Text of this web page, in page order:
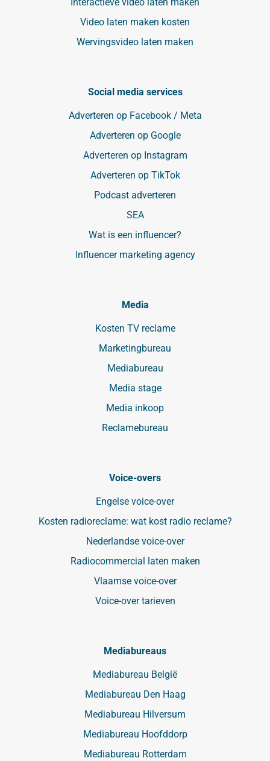
Interactieve video laten maken
Video laten maken kosten
Wervingsvideo laten maken
Social media services
Adverteren op Facebook / Meta
Adverteren op Google
Adverteren op Instagram
Adverteren op TikTok
Podcast adverteren
SEA
Wat is een influencer?
Influencer marketing agency
Media
Kosten TV reclame
Marketingbureau
Mediabureau
Media stage
Media inkoop
Reclamebureau
Voice-overs
Engelse voice-over
Kosten radioreclame: wat kost radio reclame?
Nederlandse voice-over
Radiocommercial laten maken
Vlaamse voice-over
Voice-over tarieven
Mediabureaus
Mediabureau België
Mediabureau Den Haag
Mediabureau Hilversum
Mediabureau Hoofddorp
Mediabureau Rotterdam